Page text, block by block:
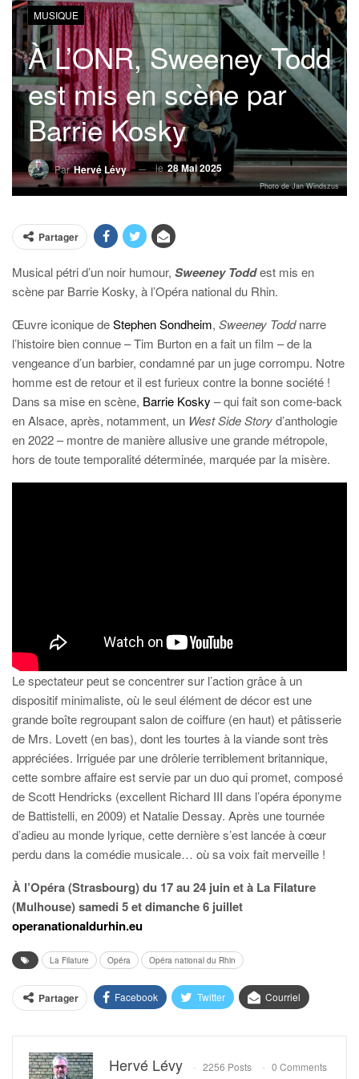
MUSIQUE
À L’ONR, Sweeney Todd
est mis en scène par
Barrie Kosky
ParHervé Lévy le 28 Mai 2025
Photo de Jan Windszus
Partager
Musical pétri d’un noir humour, Sweeney Toddest mis en
scène par Barrie Kosky, à l’Opéra national du Rhin.
Œuvre iconique deStephen Sondheim, Sweeney Toddnarre
l’histoire bien connue – Tim Burton en a fait un film – de la
vengeance d’un barbier, condamné par un juge corrompu. Notre
homme est de retour et il est furieux contre la bonne société !
Dans sa mise en scène, Barrie Kosky – qui fait son come-back
en Alsace, après, notamment, un West Side Storyd’anthologie
en 2022 – montre de manière allusive une grande métropole,
hors de toute temporalité déterminée, marquée par la misère.
Le spectateur peut se concentrer sur l’action grâce à un
dispositif minimaliste, où le seul élément de décor est une
grande boîte regroupant salon de coiffure (en haut) et pâtisserie
de Mrs. Lovett (en bas), dont les tourtes à la viande sont très
appréciées. Irriguée par une drôlerie terriblement britannique,
cette sombre affaire est servie par un duo qui promet, composé
de Scott Hendricks (excellent Richard III dans l’opéra éponyme
de Battistelli, en 2009) et Natalie Dessay. Après une tournée
d’adieu au monde lyrique, cette dernière s’est lancée à cœur
perdu dans la comédie musicale… où sa voix fait merveille !
À l’Opéra (Strasbourg) du 17 au 24 juin et à La Filature
(Mulhouse) samedi 5 et dimanche 6 juillet
operanationaldurhin.eu
La Filature Opéra Opéra national du Rhin
Partager Facebook Twitter Courriel
Hervé Lévy 2256 Posts 0 Comments